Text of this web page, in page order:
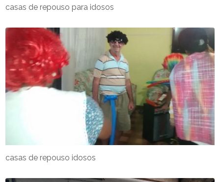
casas de repouso para idosos
casas de repouso idosos